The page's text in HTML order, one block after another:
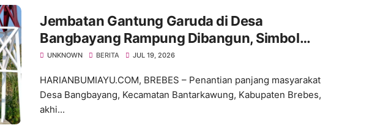
Jembatan Gantung Garuda di Desa
Bangbayang Rampung Dibangun, Simbol
Nyata Kemanunggalan TNI dan Rakyat
UNKNOWN BERITA JUL 19, 2026
HARIANBUMIAYU.COM, BREBES – Penantian panjang masyarakat
Desa Bangbayang, Kecamatan Bantarkawung, Kabupaten Brebes,
akhi...